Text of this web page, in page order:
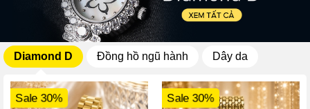
Diamond D Đồng hồ ngũ hành Dây da
Sale 30% Sale 30%